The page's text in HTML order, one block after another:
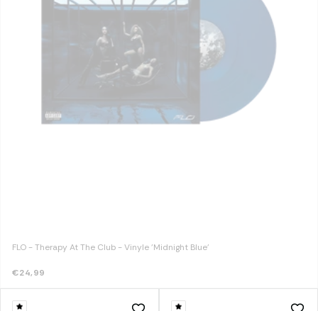
FLO - Therapy At The Club - Vinyle 'Midnight Blue'
€24,99